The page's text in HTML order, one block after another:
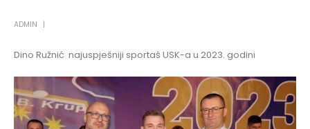
ADMIN
Dino Ružnić najuspješniji sportaš USK-a u 2023. godini